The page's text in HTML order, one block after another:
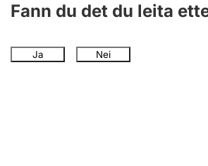
Fann du det du leita
Ja Nei